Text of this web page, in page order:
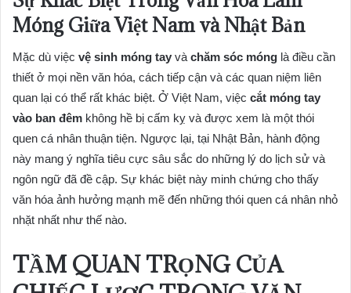
Móng Giữa Việt Nam và Nhật Bản
Mặc dù việc vệ sinh móng tay và chăm sóc móng là điều cần
thiết ở mọi nền văn hóa, cách tiếp cận và các quan niệm liên
quan lại có thể rất khác biệt. Ở Việt Nam, việc cắt móng tay
vào ban đêm không hề bị cấm kỵ và được xem là một thói
quen cá nhân thuận tiện. Ngược lại, tại Nhật Bản, hành động
này mang ý nghĩa tiêu cực sâu sắc do những lý do lịch sử và
ngôn ngữ đã đề cập. Sự khác biệt này minh chứng cho thấy
văn hóa ảnh hưởng mạnh mẽ đến những thói quen cá nhân nhỏ
nhặt nhất như thế nào.
TẦM QUAN TRỌNG CỦA